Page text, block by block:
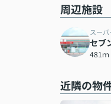
周辺施設
スーパ
セブ
481ｍ
近隣の物